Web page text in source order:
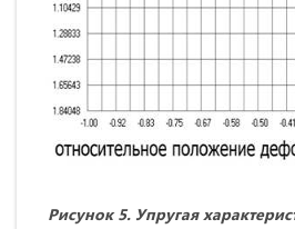
Рисунок 5. Упругая